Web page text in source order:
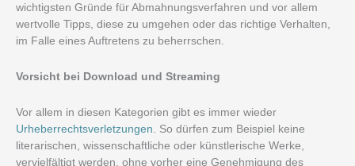
wichtigsten Gründe für Abmahnungsverfahren und vor allem
wertvolle Tipps, diese zu umgehen oder das richtige Verhalten,
im Falle eines Auftretens zu beherrschen.
Vorsicht bei Download und Streaming
Vor allem in diesen Kategorien gibt es immer wieder
Urheberrechtsverletzungen . So dürfen zum Beispiel keine
literarischen, wissenschaftliche oder künstlerische Werke,
vervielfältigt werden, ohne vorher eine Genehmigung des